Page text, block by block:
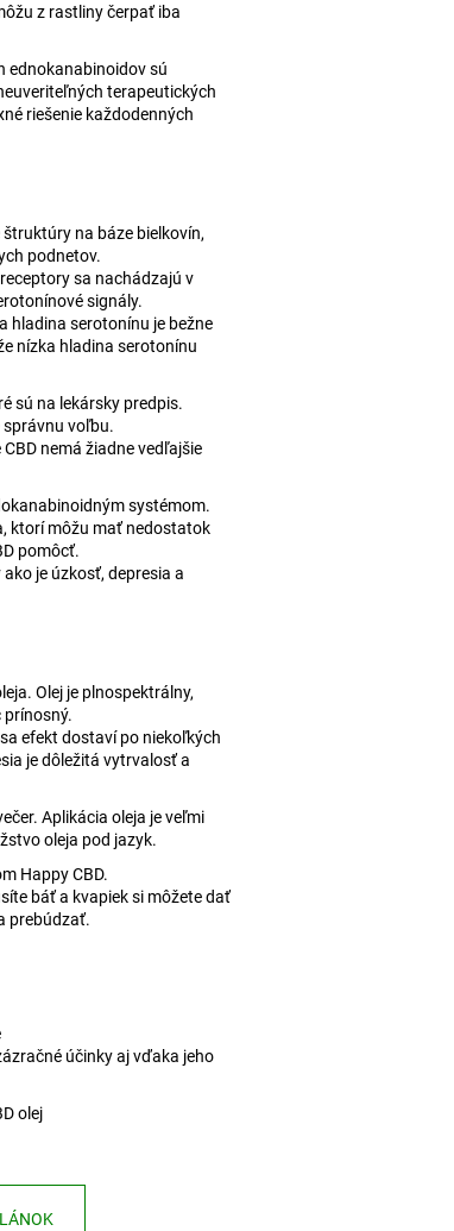
z rastliny čerpať iba
ednokanabinoidov sú
terapeutických
riešenie každodenných
na báze bielkovín,
podnetov.
sa nachádzajú v
signály.
hladina serotonínu je bežne
nízka hladina serotonínu
sú na lekársky predpis.
správnu voľbu.
nemá žiadne vedľajšie
systémom.
ktorí môžu mať nedostatok
pomôcť.
je úzkosť, depresia a
Olej je plnospektrálny,
prínosný.
efekt dostaví po niekoľkých
je dôležitá vytrvalosť a
Aplikácia oleja je veľmi
oleja pod jazyk.
Happy CBD.
báť a kvapiek si môžete dať
prebúdzať.
účinky aj vďaka jeho
olej